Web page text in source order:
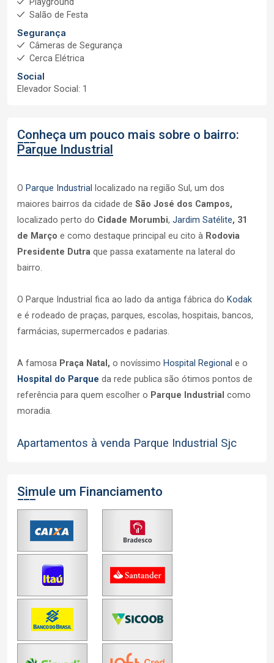
Salão de Festa
Segurança
Câmeras de Segurança
Cerca Elétrica
Social
Elevador Social: 1
Conheça um pouco mais sobre o bairro:
Parque Industrial
O Parque Industrial localizado na região Sul, um dos
maiores bairros da cidade de São José dos Campos,
localizado perto do Cidade Morumbi, Jardim Satélite, 31
de Março e como destaque principal eu cito à Rodovia
Presidente Dutra que passa exatamente na lateral do
bairro.
O Parque Industrial fica ao lado da antiga fábrica do Kodak
e é rodeado de praças, parques, escolas, hospitais, bancos,
farmácias, supermercados e padarias.
A famosa Praça Natal, o novíssimo Hospital Regional e o
Hospital do Parque da rede publica são ótimos pontos de
referência para quem escolher o Parque Industrial como
moradia.
Apartamentos à venda Parque Industrial Sjc
Simule um Financiamento